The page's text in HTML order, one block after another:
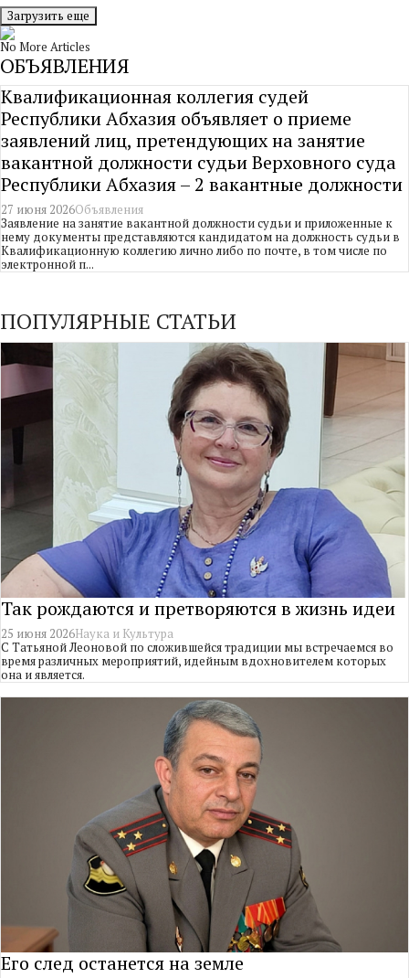
Загрузить еще
No More Articles
ОБЪЯВЛЕНИЯ
Квалификационная коллегия судей
Республики Абхазия объявляет о приеме
заявлений лиц, претендующих на занятие
вакантной должности судьи Верховного суда
Республики Абхазия – 2 вакантные должности
27 июня 2026Объявления
Заявление на занятие вакантной должности судьи и приложенные к
нему документы представляются кандидатом на должность судьи в
Квалификационную коллегию лично либо по почте, в том числе по
электронной п...
ПОПУЛЯРНЫЕ СТАТЬИ
Так рождаются и претворяются в жизнь идеи
25 июня 2026Наука и Культура
С Татьяной Леоновой по сложившейся традиции мы встречаемся во
время различных мероприятий, идейным вдохновителем которых
она и является.
Его след останется на земле